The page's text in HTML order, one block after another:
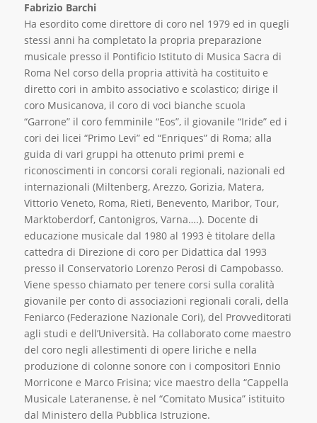
Fabrizio Barchi
Ha esordito come direttore di coro nel 1979 ed in quegli
stessi anni ha completato la propria preparazione
musicale presso il Pontificio Istituto di Musica Sacra di
Roma Nel corso della propria attività ha costituito e
diretto cori in ambito associativo e scolastico; dirige il
coro Musicanova, il coro di voci bianche scuola
“Garrone” il coro femminile “Eos”, il giovanile “Iride” ed i
cori dei licei “Primo Levi” ed “Enriques” di Roma; alla
guida di vari gruppi ha ottenuto primi premi e
riconoscimenti in concorsi corali regionali, nazionali ed
internazionali (Miltenberg, Arezzo, Gorizia, Matera,
Vittorio Veneto, Roma, Rieti, Benevento, Maribor, Tour,
Marktoberdorf, Cantonigros, Varna….). Docente di
educazione musicale dal 1980 al 1993 è titolare della
cattedra di Direzione di coro per Didattica dal 1993
presso il Conservatorio Lorenzo Perosi di Campobasso.
Viene spesso chiamato per tenere corsi sulla coralità
giovanile per conto di associazioni regionali corali, della
Feniarco (Federazione Nazionale Cori), del Provveditorati
agli studi e dell’Università. Ha collaborato come maestro
del coro negli allestimenti di opere liriche e nella
produzione di colonne sonore con i compositori Ennio
Morricone e Marco Frisina; vice maestro della “Cappella
Musicale Lateranense, è nel “Comitato Musica” istituito
dal Ministero della Pubblica Istruzione.